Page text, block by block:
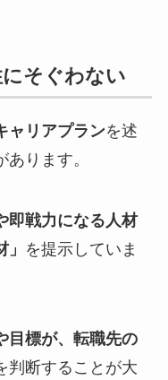
そぐわない
ャリアプランを述
ります。
即戦力になる人材
を提示していま
目標が、転職先の
判断することが大